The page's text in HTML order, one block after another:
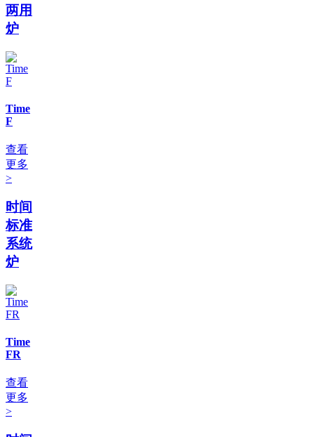
两用
炉
Time
F
查看
更多
>
时间
标准
系统
炉
Time
FR
查看
更多
>